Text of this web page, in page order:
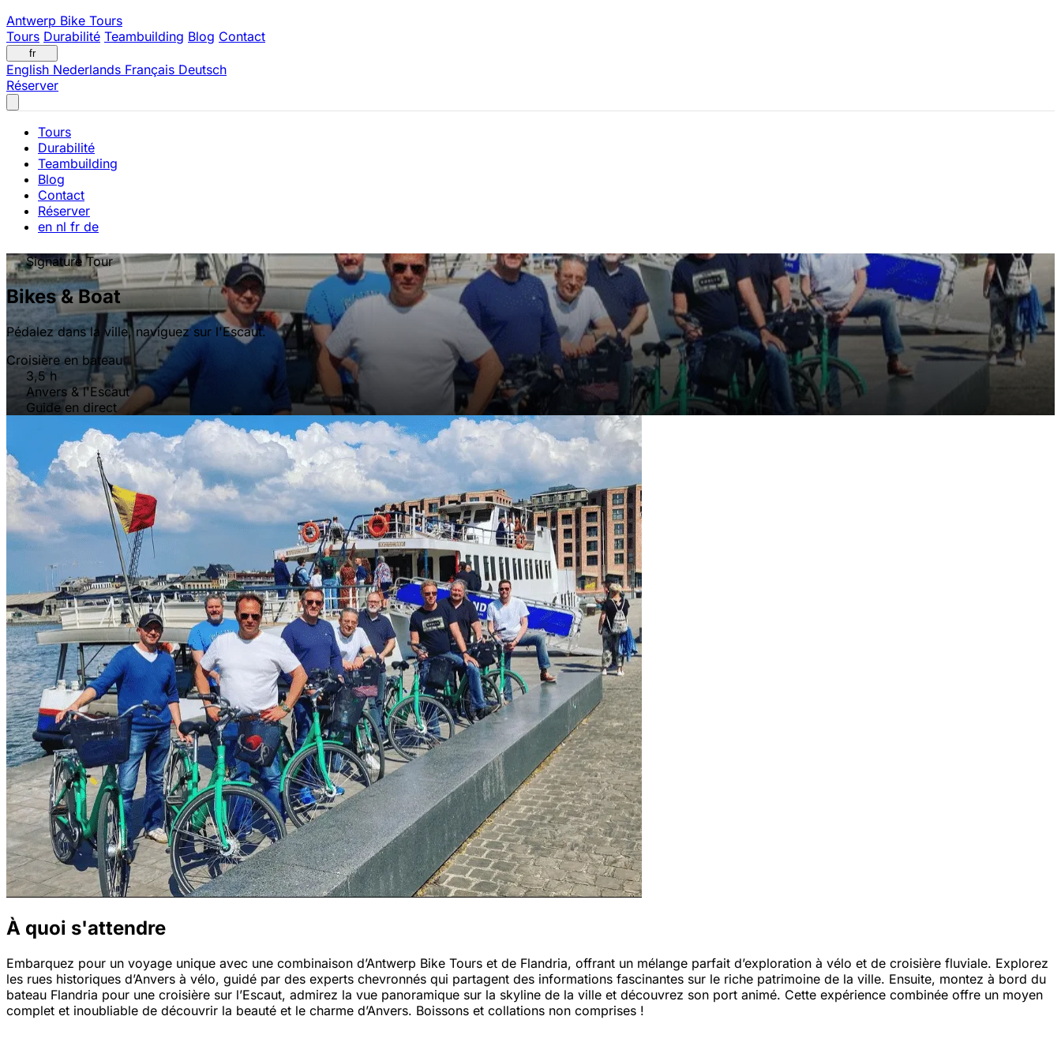
Antwerp Bike Tours
Tours Durabilité Teambuilding Blog Contact
fr
English Nederlands Français Deutsch
Réserver
Tours
Durabilité
Teambuilding
Blog
Contact
Réserver
en nl fr de
Signature Tour
Bikes & Boat
Pédalez dans la ville, naviguez sur l'Escaut.
Croisière en bateau
3,5 h
Anvers & l'Escaut
Guide en direct
À quoi s'attendre
Embarquez pour un voyage unique avec une combinaison d’Antwerp Bike Tours et de Flandria, offrant un mélange parfait d’exploration à vélo et de croisière fluviale. Explorez
les rues historiques d’Anvers à vélo, guidé par des experts chevronnés qui partagent des informations fascinantes sur le riche patrimoine de la ville. Ensuite, montez à bord du
bateau Flandria pour une croisière sur l’Escaut, admirez la vue panoramique sur la skyline de la ville et découvrez son port animé. Cette expérience combinée offre un moyen
complet et inoubliable de découvrir la beauté et le charme d’Anvers. Boissons et collations non comprises !